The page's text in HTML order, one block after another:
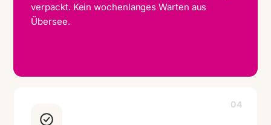
verpackt. Kein wochenlanges Warten aus
Übersee.
04